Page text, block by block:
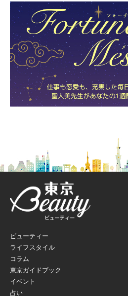
ビューティー
ライフスタイル
コラム
東京ガイドブック
イベント
占い